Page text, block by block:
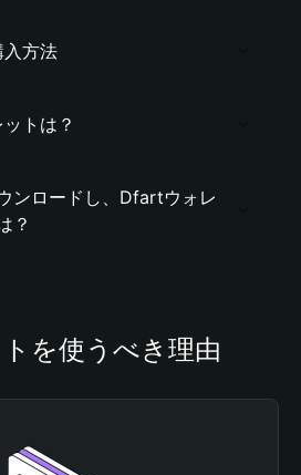
方法
トは？
ンロードし、Dfartウォレ
？
を使うべき理由